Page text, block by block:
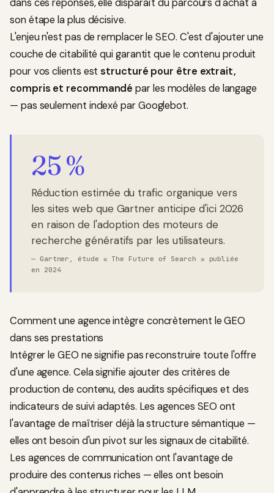
dans ces réponses, elle disparaît du parcours d'achat à
son étape la plus décisive.
L'enjeu n'est pas de remplacer le SEO. C'est d'ajouter une
couche de citabilité qui garantit que le contenu produit
pour vos clients eststructuré pour être extrait,
compris et recommandé par les modèles de langage
— pas seulement indexé par Googlebot.
25 %
Réduction estimée du trafic organique vers
les sites web que Gartner anticipe d'ici 2026
en raison de l'adoption des moteurs de
recherche génératifs par les utilisateurs.
— Gartner, étude « The Future of Search » publiée
en 2024
Comment une agence intègre concrètement le GEO
dans ses prestations
Intégrer le GEO ne signifie pas reconstruire toute l'offre
d'une agence. Cela signifie ajouter des critères de
production de contenu, des audits spécifiques et des
indicateurs de suivi adaptés. Les agences SEO ont
l'avantage de maîtriser déjà la structure sémantique —
elles ont besoin d'un pivot sur les signaux de citabilité.
Les agences de communication ont l'avantage de
produire des contenus riches — elles ont besoin